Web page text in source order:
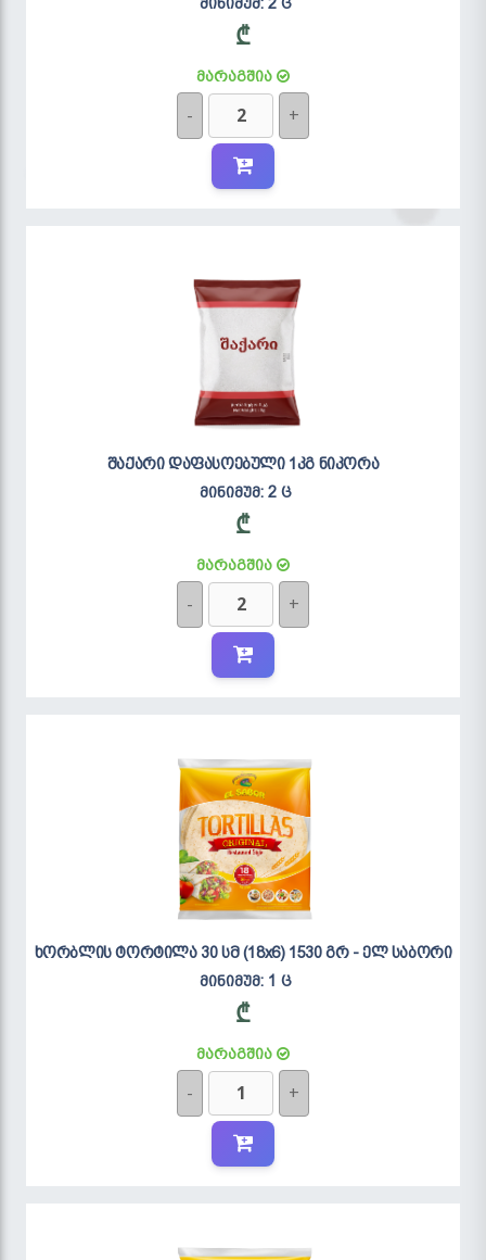
₾
მარაგშია
- +
შაქარი დაფასოებული 1კგ ნიკორა
მინიმუმ: 2 ც
₾
მარაგშია
- +
ხორბლის ტორტილა 30 სმ (18x6) 1530 გრ - ელ საბორი
მინიმუმ: 1 ც
₾
მარაგშია
- +